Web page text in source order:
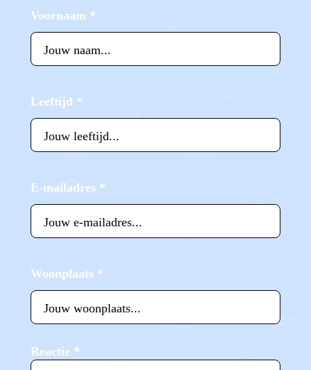
Voornaam *
Leeftijd *
E-mailadres *
Woonplaats *
Reactie *